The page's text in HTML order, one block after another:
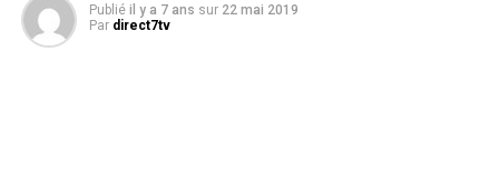
Publié il y a 7 ans sur 22 mai 2019
Par direct7tv